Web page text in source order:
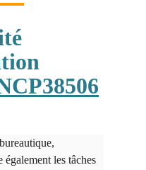
également les tâches